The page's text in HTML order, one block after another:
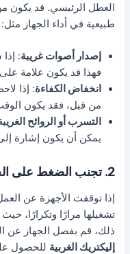
العطل الرئيسي. قد يكون
طبيعية في أداء الجهاز مثل:
إصدار أصوات غريبة:
فهذا قد يكون علامة
انخفاض الكفاءة: إذا
من قبل، فقد يكون
التسرب أو الروائح
يمكن أن يكون إشارة
2. تجنب الضغط على الجهاز أثناء العطل
إذا توقفت الأجهزة عن
تشغيلها مرارًا وتكرارًا،
ذلك، قم بفصل الجهاز عن
إليكتريك الغربية للحصول